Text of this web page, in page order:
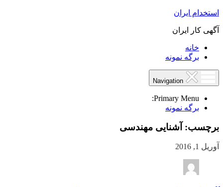
استخدام ایران
آگهی کار ایران
خانه
برگه نمونه
Primary Menu:
برگه نمونه
برچسب: آشنایی مهندسی
آوریل 1, 2016